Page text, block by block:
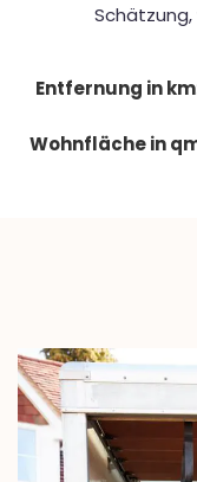
Entfernung in
Wohnfläche in